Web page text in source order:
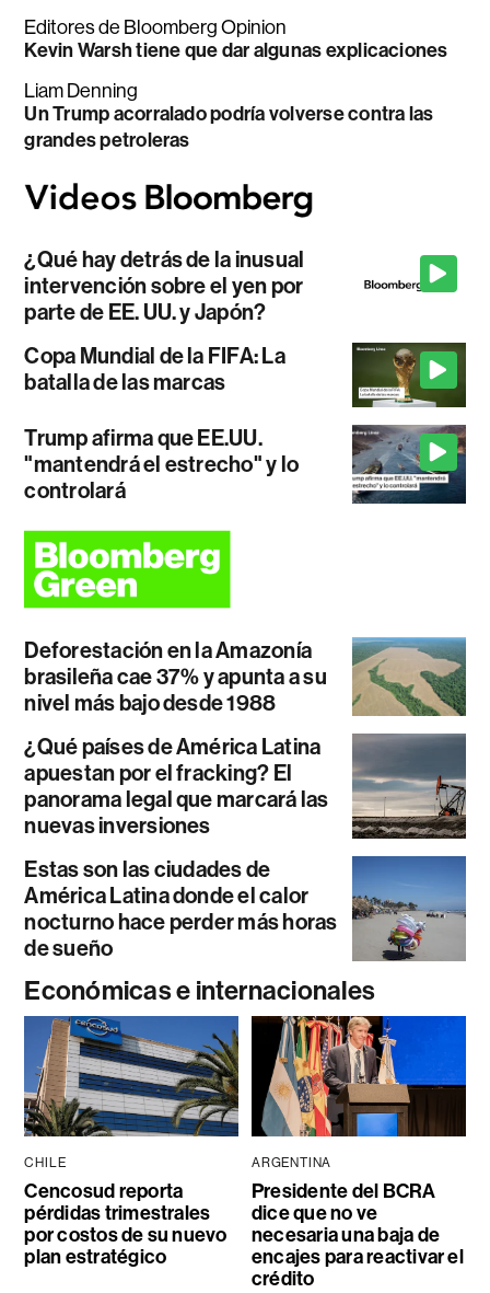
Editores de Bloomberg Opinion
Kevin Warsh tiene que dar algunas explicaciones
Liam Denning
Un Trump acorralado podría volverse contra las
grandes petroleras
¿Qué hay detrás de la inusual
intervención sobre el yen por
parte de EE. UU. y Japón?
Copa Mundial de la FIFA: La
batalla de las marcas
Trump afirma que EE.UU.
"mantendrá el estrecho" y lo
controlará
Deforestación en la Amazonía
brasileña cae 37% y apunta a su
nivel más bajo desde 1988
¿Qué países de América Latina
apuestan por el fracking? El
panorama legal que marcará las
nuevas inversiones
Estas son las ciudades de
América Latina donde el calor
nocturno hace perder más horas
de sueño
Económicas e internacionales
CHILE
Cencosud reporta
pérdidas trimestrales
por costos de su nuevo
plan estratégico
ARGENTINA
Presidente del BCRA
dice que no ve
necesaria una baja de
encajes para reactivar el
crédito